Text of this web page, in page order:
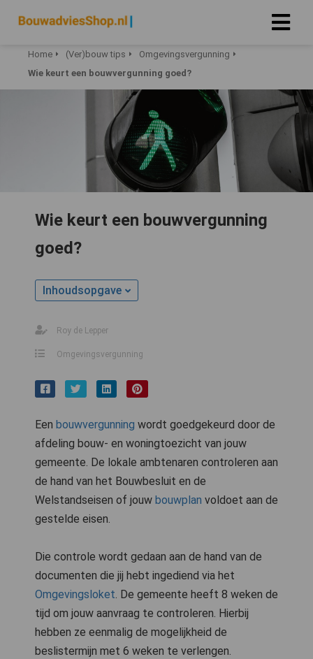
Home (Ver)bouw tips
Omgevingsvergunning
Wie keurt een bouwvergunning goed?
Wie keurt een bouwvergunning
goed?
Inhoudsopgave
Roy de Lepper
Omgevingsvergunning
Een bouwvergunning wordt goedgekeurd door de
afdeling bouw- en woningtoezicht van jouw
gemeente. De lokale ambtenaren controleren aan
de hand van het Bouwbesluit en de
Welstandseisen of jouw bouwplan voldoet aan de
gestelde eisen.
Die controle wordt gedaan aan de hand van de
documenten die jij hebt ingediend via het
Omgevingsloket. De gemeente heeft 8 weken de
tijd om jouw aanvraag te controleren. Hierbij
hebben ze eenmalig de mogelijkheid de
beslistermijn met 6 weken te verlengen.